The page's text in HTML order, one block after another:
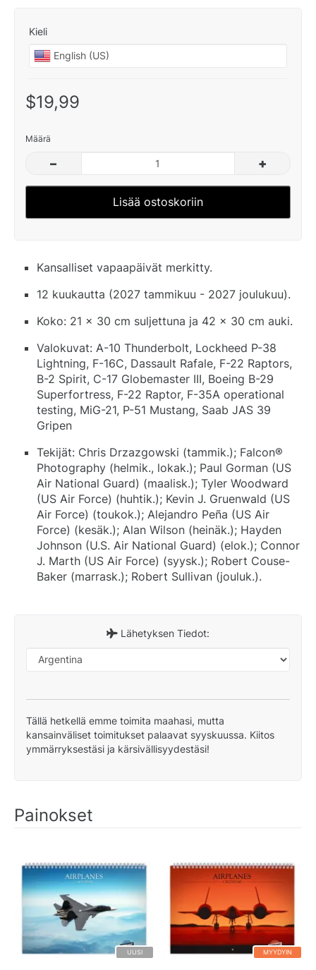
Kieli
$19,99
Määrä
– +
Lisää ostoskoriin
Kansalliset vapaapäivät merkitty.
12 kuukautta (2027 tammikuu - 2027 joulukuu).
Koko: 21 x 30 cm suljettuna ja 42 x 30 cm auki.
Valokuvat: A-10 Thunderbolt, Lockheed P-38
Lightning, F-16C, Dassault Rafale, F-22 Raptors,
B-2 Spirit, C-17 Globemaster III, Boeing B-29
Superfortress, F-22 Raptor, F-35A operational
testing, MiG-21, P-51 Mustang, Saab JAS 39
Gripen
Tekijät: Chris Drzazgowski (tammik.); Falcon®
Photography (helmik., lokak.); Paul Gorman (US
Air National Guard) (maalisk.); Tyler Woodward
(US Air Force) (huhtik.); Kevin J. Gruenwald (US
Air Force) (toukok.); Alejandro Peña (US Air
Force) (kesäk.); Alan Wilson (heinäk.); Hayden
Johnson (U.S. Air National Guard) (elok.); Connor
J. Marth (US Air Force) (syysk.); Robert Couse-
Baker (marrask.); Robert Sullivan (jouluk.).
Lähetyksen Tiedot:
Tällä hetkellä emme toimita maahasi, mutta
kansainväliset toimitukset palaavat syyskuussa. Kiitos
ymmärryksestäsi ja kärsivällisyydestäsi!
Painokset
UUSI MYYDYIN